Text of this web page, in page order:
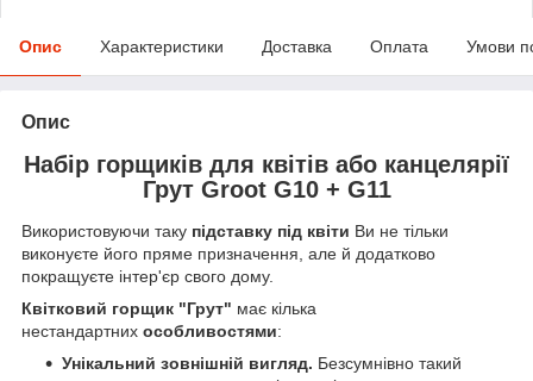
Опис Характеристики Доставка Оплата Умови
Опис
Набір горщиків для квітів або канцелярії
Грут Groot G10 + G11
Використовуючи таку підставку під квіти Ви не тільки
виконуєте його пряме призначення, але й додатково
покращуєте інтер'єр свого дому.
Квітковий горщик "Грут" має кілька
нестандартних особливостями:
Унікальний зовнішній вигляд. Безсумнівно такий